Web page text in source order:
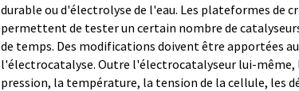
durable ou d'électrolyse de l'eau. Les plateformes de
permettent de tester un certain nombre de
de temps. Des modifications doivent être apportées
l'électrocatalyse. Outre l'électrocatalyseur lui-
pression, la température, la tension de la cellule, les